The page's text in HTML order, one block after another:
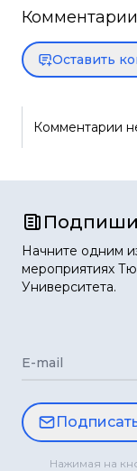
Комментарии
Оставить
Комментарии
Начните одним
мероприятиях
Университета.
E-mail
Нажимая на